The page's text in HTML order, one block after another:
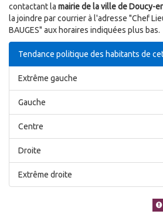
contactant la mairie de la ville de Doucy-
la joindre par courrier à l'adresse "Chef
BAUGES" aux horaires indiquées plus bas.
Tendance politique des habitants de
Extrême gauche
Gauche
Centre
Droite
Extrême droite